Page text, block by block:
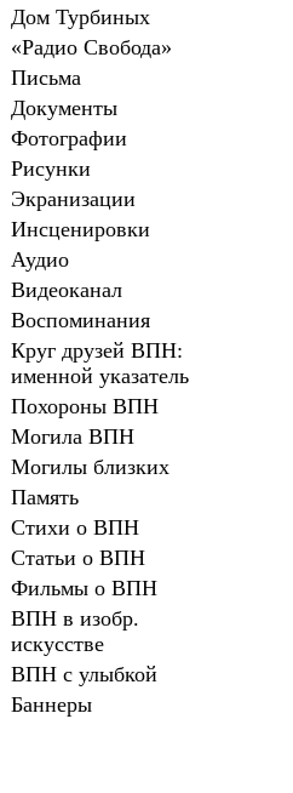
Дом Турбиных
«Радио Свобода»
Письма
Документы
Фотографии
Рисунки
Экранизации
Инсценировки
Аудио
Видеоканал
Воспоминания
Круг друзей ВПН:
именной указатель
Похороны ВПН
Могила ВПН
Могилы близких
Память
Стихи о ВПН
Статьи о ВПН
Фильмы о ВПН
ВПН в изобр.
искусстве
ВПН с улыбкой
Баннеры